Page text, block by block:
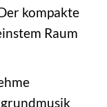
kompakte
Raum